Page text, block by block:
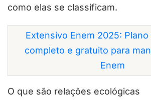
como elas se classificam.
Extensivo Enem 2025:
completo e gratuito para
Enem
O que são relações ecológicas